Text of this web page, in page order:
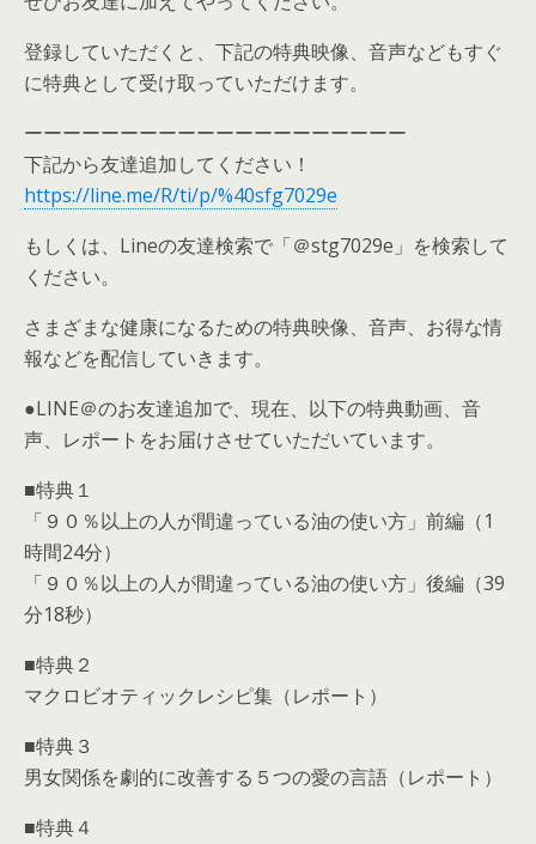
登録していただくと、下記の特典映像、音声などもすぐ
に特典として受け取っていただけます。
ーーーーーーーーーーーーーーーーーーーー
下記から友達追加してください！
https://line.me/R/ti/p/%40sfg7029e
もしくは、Lineの友達検索で「＠stg7029e」を検索して
ください。
さまざまな健康になるための特典映像、音声、お得な情
報などを配信していきます。
●LINE＠のお友達追加で、現在、以下の特典動画、音
声、レポートをお届けさせていただいています。
■特典１
「９０％以上の人が間違っている油の使い方」前編（1
時間24分）
「９０％以上の人が間違っている油の使い方」後編（39
分18秒）
■特典２
マクロビオティックレシピ集（レポート）
■特典３
男女関係を劇的に改善する５つの愛の言語（レポート）
■特典４